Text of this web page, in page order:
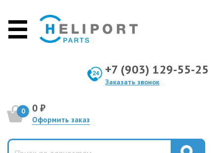
+7 (903) 129-55-25
Заказать звонок
0 0 ₽
Оформить заказ